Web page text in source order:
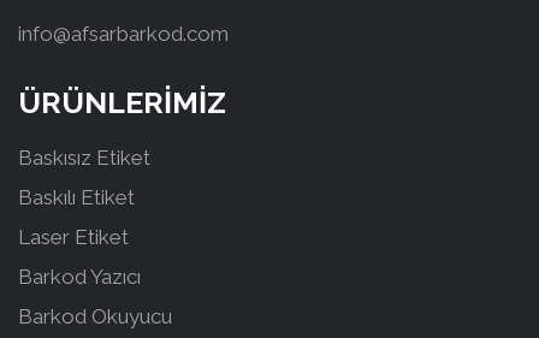
info@afsarbarkod.com
ÜRÜNLERİMİZ
Baskısız Etiket
Baskılı Etiket
Laser Etiket
Barkod Yazıcı
Barkod Okuyucu